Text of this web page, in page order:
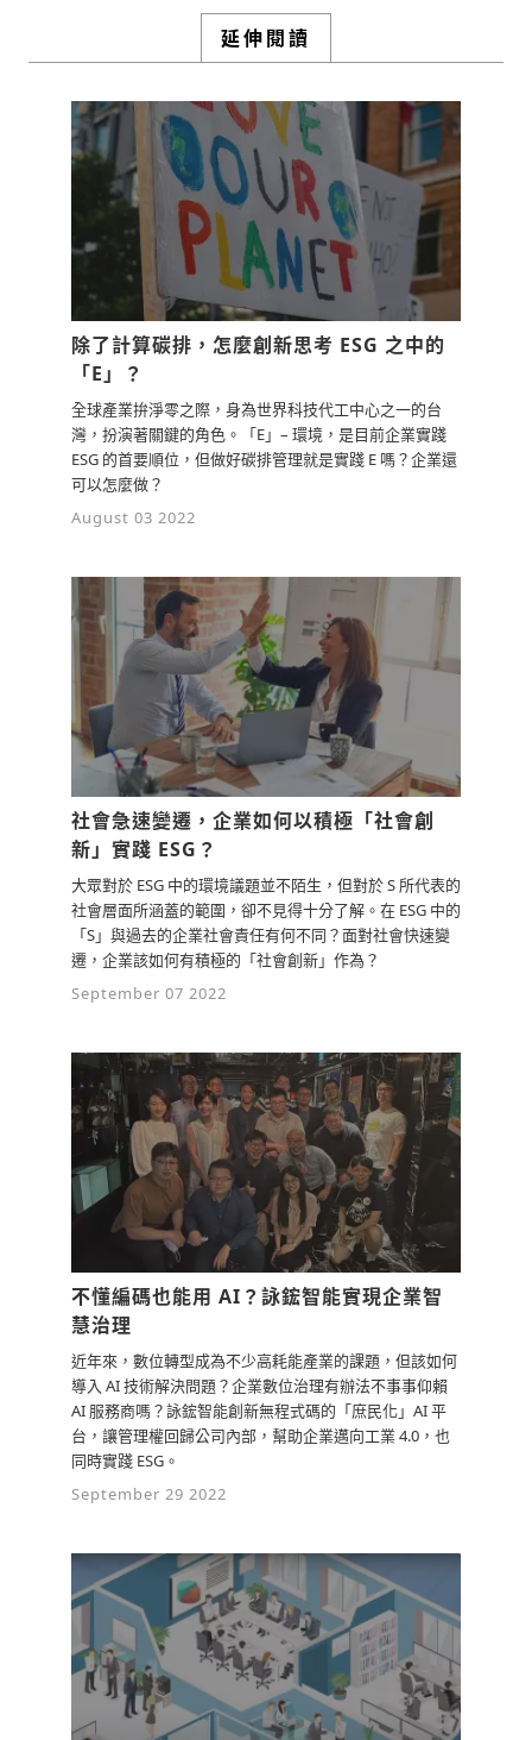
延伸閱讀
除了計算碳排，怎麼創新思考 ESG 之中的
「E」？
全球產業拚淨零之際，身為世界科技代工中心之一的台
灣，扮演著關鍵的角色。「E」– 環境，是目前企業實踐
ESG 的首要順位，但做好碳排管理就是實踐 E 嗎？企業還
可以怎麼做？
August 03 2022
社會急速變遷，企業如何以積極「社會創
新」實踐 ESG？
大眾對於 ESG 中的環境議題並不陌生，但對於 S 所代表的
社會層面所涵蓋的範圍，卻不見得十分了解。在 ESG 中的
「S」與過去的企業社會責任有何不同？面對社會快速變
遷，企業該如何有積極的「社會創新」作為？
September 07 2022
不懂編碼也能用 AI？詠鋐智能實現企業智
慧治理
近年來，數位轉型成為不少高耗能產業的課題，但該如何
導入 AI 技術解決問題？企業數位治理有辦法不事事仰賴
AI 服務商嗎？詠鋐智能創新無程式碼的「庶民化」AI 平
台，讓管理權回歸公司內部，幫助企業邁向工業 4.0，也
同時實踐 ESG。
September 29 2022